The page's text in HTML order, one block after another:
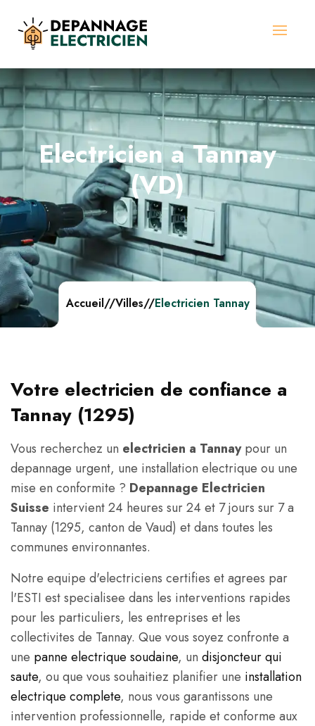
Electricien a Tannay
(VD)
Accueil//Villes//Electricien Tannay
Votre electricien de confiance a
Tannay (1295)
Vous recherchez un electricien a Tannaypour un
depannage urgent, une installation electrique ou une
mise en conformite ? Depannage Electricien
Suisse intervient 24 heures sur 24 et 7 jours sur 7 a
Tannay (1295, canton de Vaud) et dans toutes les
communes environnantes.
Notre equipe d'electriciens certifies et agrees par
l'ESTI est specialisee dans les interventions rapides
pour les particuliers, les entreprises et les
collectivites de Tannay. Que vous soyez confronte a
une panne electrique soudaine, un disjoncteur qui
saute, ou que vous souhaitiez planifier une installation
electrique complete, nous vous garantissons une
intervention professionnelle, rapide et conforme aux